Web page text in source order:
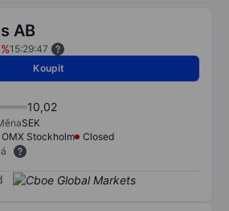
AB
15:29:47
Koupit
10,02
SEK
OMX Stockholm
Closed